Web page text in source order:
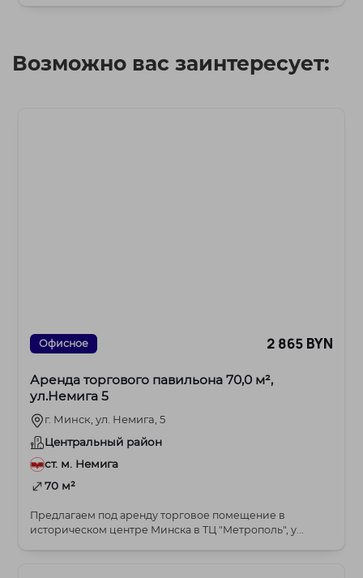
Возможно вас заинтересует:
Офисное 2 865 BYN
Аренда торгового павильона 70,0 м²,
ул.Немига 5
г. Минск, ул. Немига, 5
Центральный район
ст. м. Немига
70 м²
Предлагаем под аренду торговое помещение в
историческом центре Минска в ТЦ "Метрополь", у...